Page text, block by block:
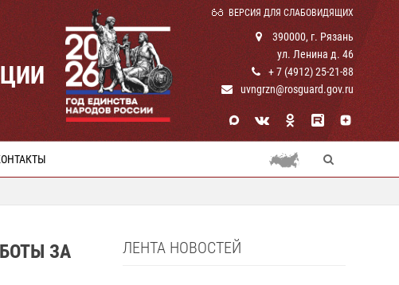
ВЕРСИЯ ДЛЯ СЛАБОВИДЯЩИХ
390000, г. Рязань
ул. Ленина д. 46
+ 7 (4912) 25-21-88
uvngrzn@rosguard.gov.ru
ЗА
ЛЕНТА НОВОСТЕЙ